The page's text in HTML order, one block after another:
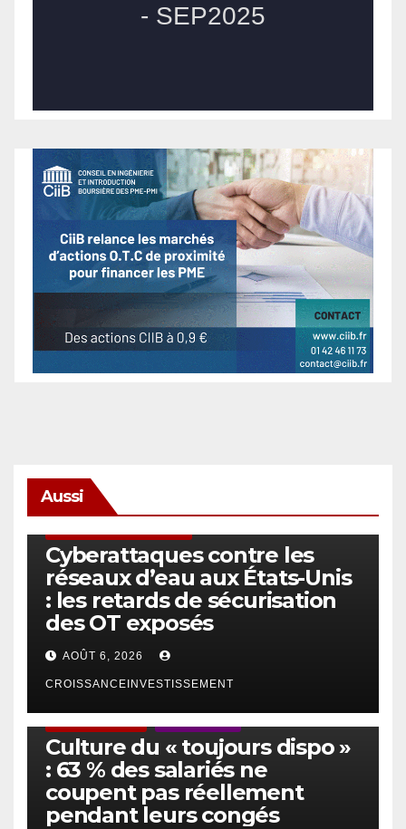
Aussi
Cyberattaques contre les
réseaux d’eau aux États-Unis
: les retards de sécurisation
des OT exposés
AOÛT 6, 2026
CROISSANCEINVESTISSEMENT
Culture du « toujours dispo »
: 63 % des salariés ne
coupent pas réellement
pendant leurs congés